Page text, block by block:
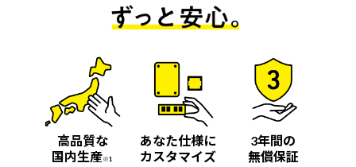
高品質な
国内生産※1
あなた仕様に
カスタマイズ
3年間の
無償保証